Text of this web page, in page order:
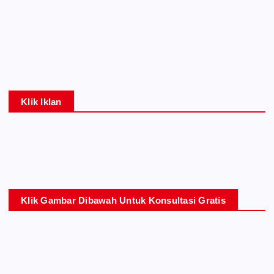
Klik Iklan
Klik Gambar Dibawah Untuk Konsultasi Gratis